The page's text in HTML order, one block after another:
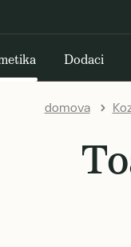
Dodaci
domova